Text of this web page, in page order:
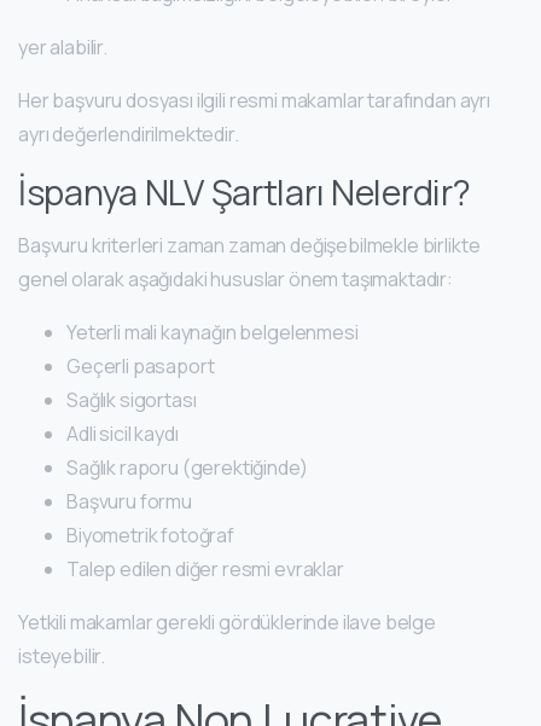
yer alabilir.
Her başvuru dosyası ilgili resmi makamlar tarafından ayrı
ayrı değerlendirilmektedir.
İspanya NLV Şartları Nelerdir?
Başvuru kriterleri zaman zaman değişebilmekle birlikte
genel olarak aşağıdaki hususlar önem taşımaktadır:
Yeterli mali kaynağın belgelenmesi
Geçerli pasaport
Sağlık sigortası
Adli sicil kaydı
Sağlık raporu (gerektiğinde)
Başvuru formu
Biyometrik fotoğraf
Talep edilen diğer resmi evraklar
Yetkili makamlar gerekli gördüklerinde ilave belge
isteyebilir.